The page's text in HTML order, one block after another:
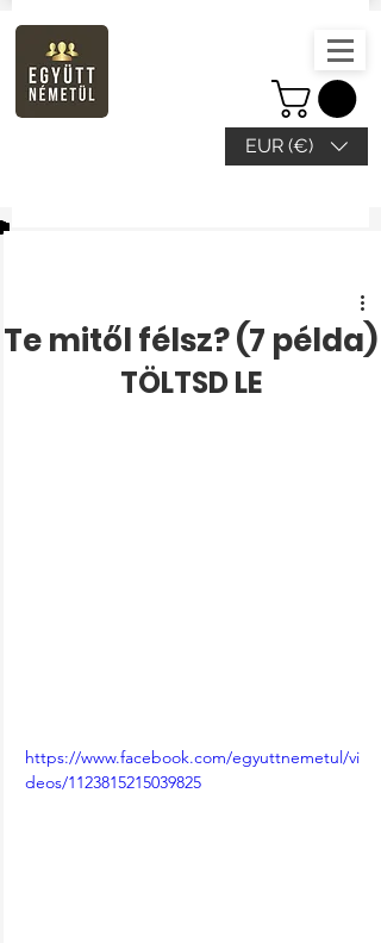
EUR (€)
Te mitől félsz? (7 példa)
TÖLTSD LE
https://www.facebook.com/egyuttnemetul/vi
deos/1123815215039825